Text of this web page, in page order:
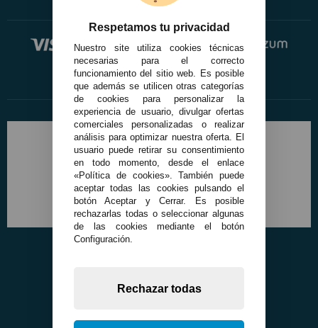
Respetamos tu privacidad
Nuestro site utiliza cookies técnicas
necesarias para el correcto
funcionamiento del sitio web. Es posible
que además se utilicen otras categorías
de cookies para personalizar la
experiencia de usuario, divulgar ofertas
comerciales personalizadas o realizar
análisis para optimizar nuestra oferta. El
usuario puede retirar su consentimiento
en todo momento, desde el enlace
«Política de cookies». También puede
aceptar todas las cookies pulsando el
botón Aceptar y Cerrar. Es posible
rechazarlas todas o seleccionar algunas
de las cookies mediante el botón
Configuración.
Rechazar todas